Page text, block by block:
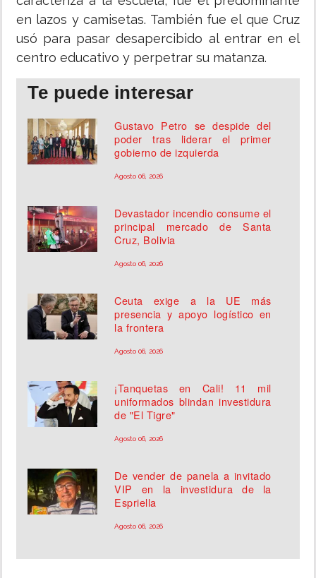
en lazos y camisetas. También fue el que Cruz
usó para pasar desapercibido al entrar en el
centro educativo y perpetrar su matanza.
Te puede interesar
Gustavo Petro se despide del
poder tras liderar el primer
gobierno de izquierda
Agosto 06, 2026
Devastador incendio consume el
principal mercado de Santa
Cruz, Bolivia
Agosto 06, 2026
Ceuta exige a la UE más
presencia y apoyo logístico en
la frontera
Agosto 06, 2026
¡Tanquetas en Cali! 11 mil
uniformados blindan investidura
de "El Tigre"
Agosto 06, 2026
De vender de panela a invitado
VIP en la investidura de la
Espriella
Agosto 06, 2026